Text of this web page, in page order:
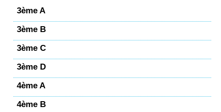
3ème A
3ème B
3ème C
3ème D
4ème A
4ème B